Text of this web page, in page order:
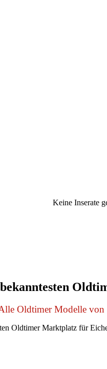
Keine Inserate
Oldtimer Modelle
Oldtimer Marktplatz für